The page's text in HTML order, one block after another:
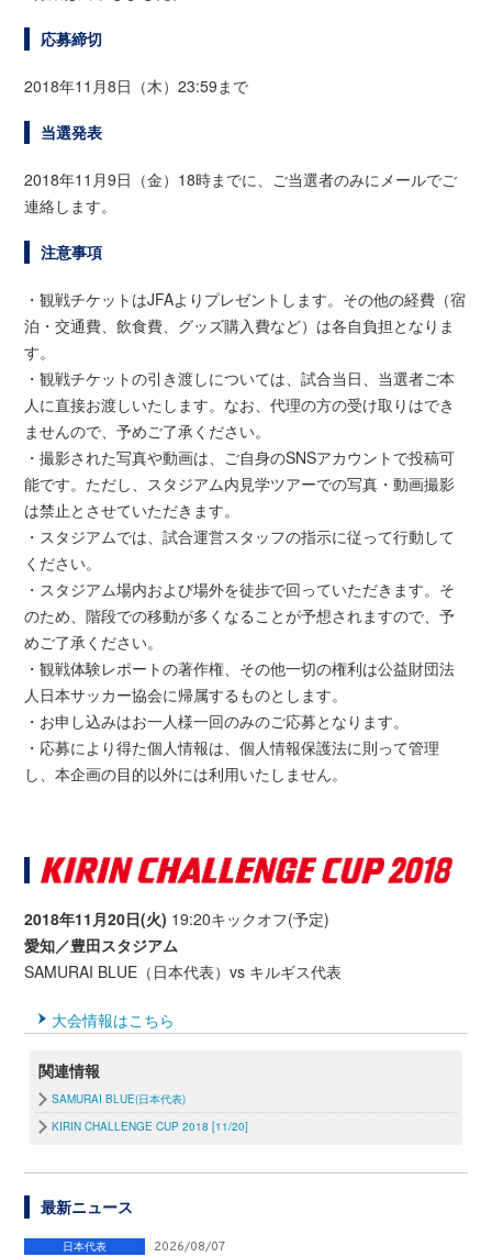
応募締切
2018年11月8日（木）23:59まで
当選発表
2018年11月9日（金）18時までに、ご当選者のみにメールでご
連絡します。
注意事項
・観戦チケットはJFAよりプレゼントします。その他の経費（宿
泊・交通費、飲食費、グッズ購入費など）は各自負担となりま
す。
・観戦チケットの引き渡しについては、試合当日、当選者ご本
人に直接お渡しいたします。なお、代理の方の受け取りはでき
ませんので、予めご了承ください。
・撮影された写真や動画は、ご自身のSNSアカウントで投稿可
能です。ただし、スタジアム内見学ツアーでの写真・動画撮影
は禁止とさせていただきます。
・スタジアムでは、試合運営スタッフの指示に従って行動して
ください。
・スタジアム場内および場外を徒歩で回っていただきます。そ
のため、階段での移動が多くなることが予想されますので、予
めご了承ください。
・観戦体験レポートの著作権、その他一切の権利は公益財団法
人日本サッカー協会に帰属するものとします。
・お申し込みはお一人様一回のみのご応募となります。
・応募により得た個人情報は、個人情報保護法に則って管理
し、本企画の目的以外には利用いたしません。
2018年11月20日(火) 19:20キックオフ(予定)
愛知／豊田スタジアム
SAMURAI BLUE（日本代表）vs キルギス代表
大会情報はこちら
関連情報
SAMURAI BLUE(日本代表)
KIRIN CHALLENGE CUP 2018 [11/20]
最新ニュース
日本代表 2026/08/07